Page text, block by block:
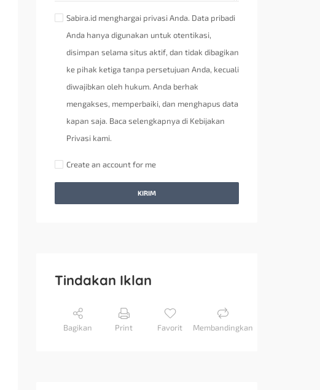
Sabira.id menghargai privasi Anda. Data pribadi
Anda hanya digunakan untuk otentikasi,
disimpan selama situs aktif, dan tidak dibagikan
ke pihak ketiga tanpa persetujuan Anda, kecuali
diwajibkan oleh hukum. Anda berhak
mengakses, memperbaiki, dan menghapus data
kapan saja. Baca selengkapnya di Kebijakan
Privasi kami.
Create an account for me
KIRIM
Tindakan Iklan
Bagikan Print Favorit Membandingkan